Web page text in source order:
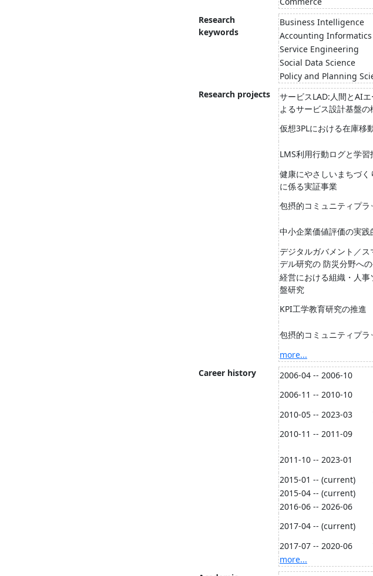
Research
keywords
Business Intelligence
Accounting Informatics
Service Engineering
Social Data Science
Policy and Planning
Research projects
サービスLAD:人間とAI
よるサービス設計基盤の
仮想3PLにおける在庫移
LMS利用行動ログと学
健康にやさしいまちづ
に係る実証事業
包摂的コミュニティプ
中小企業価値評価の実践
デジタルガバメント／
デル研究の 防災分野へ
経営における組織・人
盤研究
KPI工学教育研究の推進
包摂的コミュニティプ
more...
Career history
2006-04 -- 2006-10
2006-11 -- 2010-10
2010-05 -- 2023-03
2010-11 -- 2011-09
2011-10 -- 2023-01
2015-01 -- (current)
2015-04 -- (current)
2016-06 -- 2026-06
2017-04 -- (current)
2017-07 -- 2020-06
more...